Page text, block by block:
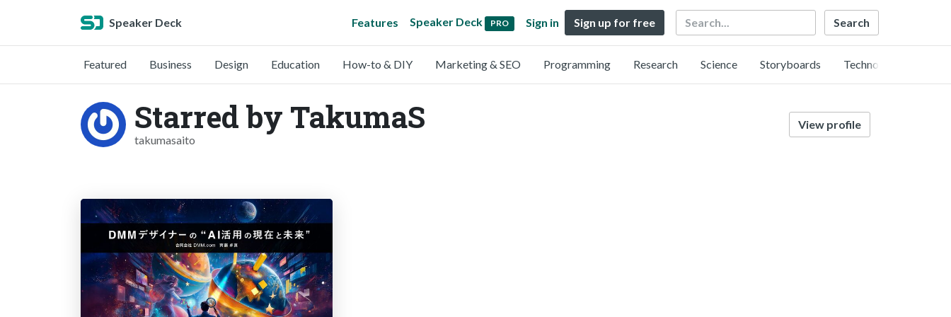
Speaker Deck Features Speaker Deck PRO Sign in Sign up for free Search
Featured Business Design Education How-to & DIY Marketing & SEO Programming Research Science Storyboards Technology
Starred by TakumaS
takumasaito
View profile